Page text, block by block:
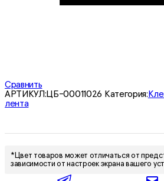
Сравнить
АРТИКУЛ:ЦБ-00011026 Категория:
лента
*Цвет товаров может отличаться от
зависимости от настроек экрана вашего